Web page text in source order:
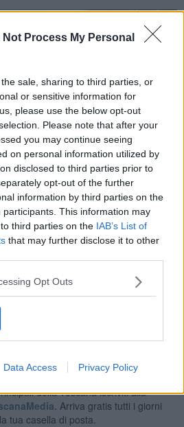
Not Process My Personal
sale, sharing to third parties, or
or sensitive information for
please use the below opt-out
Please note that after your
you may continue seeing
on personal information utilized by
disclosed to third parties prior to
opt-out of the further
information by third parties on the
participants. This information may
third parties on the IAB’s List of
that may further disclose it to other
Opt Outs
Data Access Privacy Policy
dell'isola d'Elba iscriviti alla
casella di posta.
della Toscana iscriviti alla
Arriva gratis tutti i giorni
tua casella di posta.